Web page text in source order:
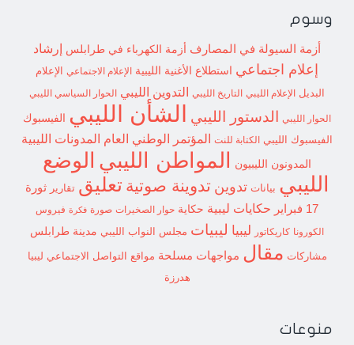
وسوم
أزمة السيولة في المصارف أزمة الكهرباء في طرابلس إرشاد
إعلام اجتماعي استطلاع الأغنية الليبية الإعلام الاجتماعي
الإعلام
البديل الإعلام الليبي التاريخ الليبي التدوين الليبي الحوار السياسي الليبي
الحوار الليبي الدستور الليبي الشأن الليبي الفيسبوك
الفيسبوك الليبي الكتابة للنت المؤتمر الوطني العام المدونات الليبية
المدونون الليبيون المواطن الليبي الوضع
الليبي بيانات تدوين تدوينة صوتية تعليق تقارير
ثورة
17 فبراير
حكايات ليبية حكاية حوار الصخيرات صورة فكرة فيروس
الكورونا كاريكاتور ليبيا ليبيات مجلس النواب الليبي مدينة طرابلس
مشاركات مقال مواجهات مسلحة مواقع التواصل الاجتماعي ليبيا
هدرزة
منوعات